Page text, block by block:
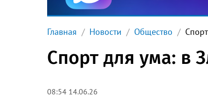
Главная Новости Общество
Спорт для ума: в
08:54 14.06.26